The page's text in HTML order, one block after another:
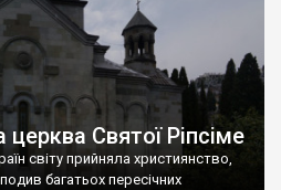
Святої Ріпсіме
світу прийняла християнство,
багатьох пересічних